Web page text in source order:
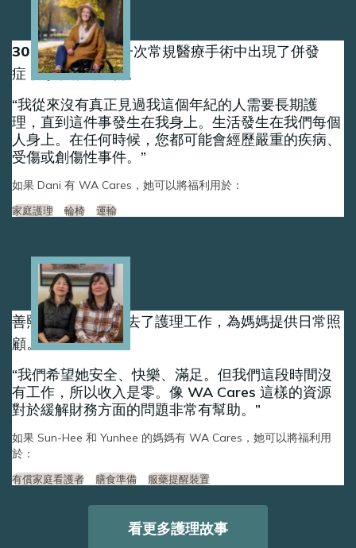
30 歲時，丹妮在一次常規醫療手術中出現了併發
症，導致脊髓受傷。
我從來沒有真正見過我這個年紀的人需要長期護
理，直到這件事發生在我身上。生活發生在我們每個
人身上。在任何時候，您都可能會經歷嚴重的疾病、
受傷或創傷性事件。
如果 Dani 有 WA Cares，她可以將福利用於：
家庭護理 輪椅 運輸
善熙和允熙姊妹辭去了護理工作，為媽媽提供日常照
顧。
我們希望她安全、快樂、滿足。但我們這段時間沒
有工作，所以收入是零。像 WA Cares 這樣的資源
對於緩解財務方面的問題非常有幫助。
如果 Sun-Hee 和 Yunhee 的媽媽有 WA Cares，她可以將福利用
於：
有償家庭看護者 膳食準備 服藥提醒裝置
Image
看更多護理故事